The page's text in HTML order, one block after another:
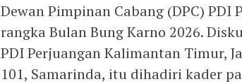
Dewan Pimpinan Cabang (DPC)
rangka Bulan Bung Karno 2026.
PDI Perjuangan Kalimantan Timur,
101, Samarinda, itu dihadiri kader